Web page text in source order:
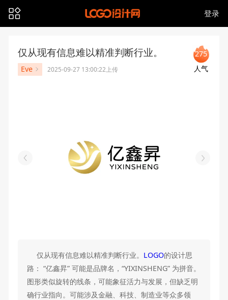
登录
仅从现有信息难以精准判断行业。
Eve 2025-09-27 13:00:22上传
275
人气
仅从现有信息难以精准判断行业。 LOGO的设计思
路： “亿鑫昇” 可能是品牌名，“YIXINSHENG” 为拼音。
图形类似旋转的线条，可能象征活力与发展，但缺乏明
确行业指向。可能涉及金融、科技、制造业等众多领